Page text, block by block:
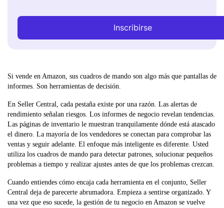
Inscribirse
Si vende en Amazon, sus cuadros de mando son algo más que pantallas de
informes. Son herramientas de decisión.
En Seller Central, cada pestaña existe por una razón. Las alertas de
rendimiento señalan riesgos. Los informes de negocio revelan tendencias.
Las páginas de inventario le muestran tranquilamente dónde está atascado
el dinero. La mayoría de los vendedores se conectan para comprobar las
ventas y seguir adelante. El enfoque más inteligente es diferente. Usted
utiliza los cuadros de mando para detectar patrones, solucionar pequeños
problemas a tiempo y realizar ajustes antes de que los problemas crezcan.
Cuando entiendes cómo encaja cada herramienta en el conjunto, Seller
Central deja de parecerte abrumadora. Empieza a sentirse organizado. Y
una vez que eso sucede, la gestión de tu negocio en Amazon se vuelve